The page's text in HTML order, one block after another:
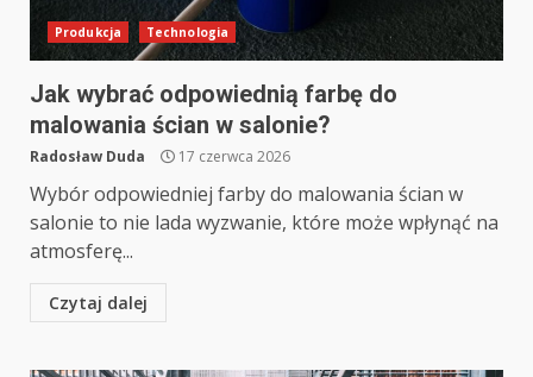
Produkcja Technologia
Jak wybrać odpowiednią farbę do
malowania ścian w salonie?
Radosław Duda 17 czerwca 2026
Wybór odpowiedniej farby do malowania ścian w
salonie to nie lada wyzwanie, które może wpłynąć na
atmosferę...
Czytaj dalej